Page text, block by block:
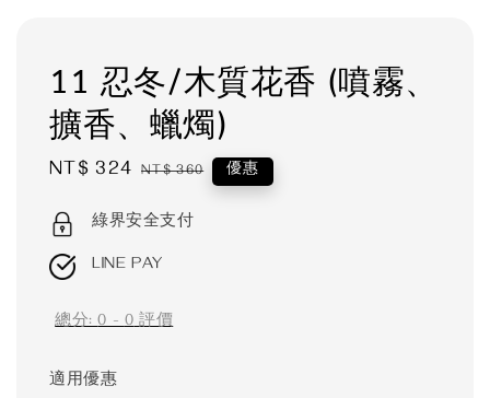
11 忍冬/木質花香 (噴霧、
擴香、蠟燭)
Sale
NT$ 324 Regular
NT$ 360 優惠
綠界安全支付
LINE PAY
總分:0-0評價
適用優惠